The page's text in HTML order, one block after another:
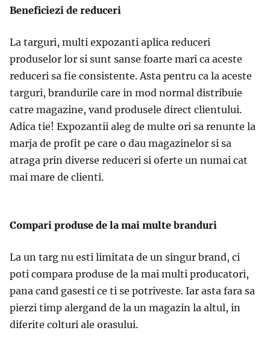
Beneficiezi de reduceri
La targuri, multi expozanti aplica reduceri
produselor lor si sunt sanse foarte mari ca aceste
reduceri sa fie consistente. Asta pentru ca la aceste
targuri, brandurile care in mod normal distribuie
catre magazine, vand produsele direct clientului.
Adica tie! Expozantii aleg de multe ori sa renunte la
marja de profit pe care o dau magazinelor si sa
atraga prin diverse reduceri si oferte un numai cat
mai mare de clienti.
Compari produse de la mai multe branduri
La un targ nu esti limitata de un singur brand, ci
poti compara produse de la mai multi producatori,
pana cand gasesti ce ti se potriveste. Iar asta fara sa
pierzi timp alergand de la un magazin la altul, in
diferite colturi ale orasului.